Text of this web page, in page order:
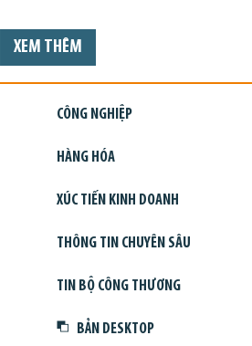
XEM THÊM
CÔNG NGHIỆP
HÀNG HÓA
XÚC TIẾN KINH DOANH
THÔNG TIN CHUYÊN SÂU
TIN BỘ CÔNG THƯƠNG
BẢN DESKTOP